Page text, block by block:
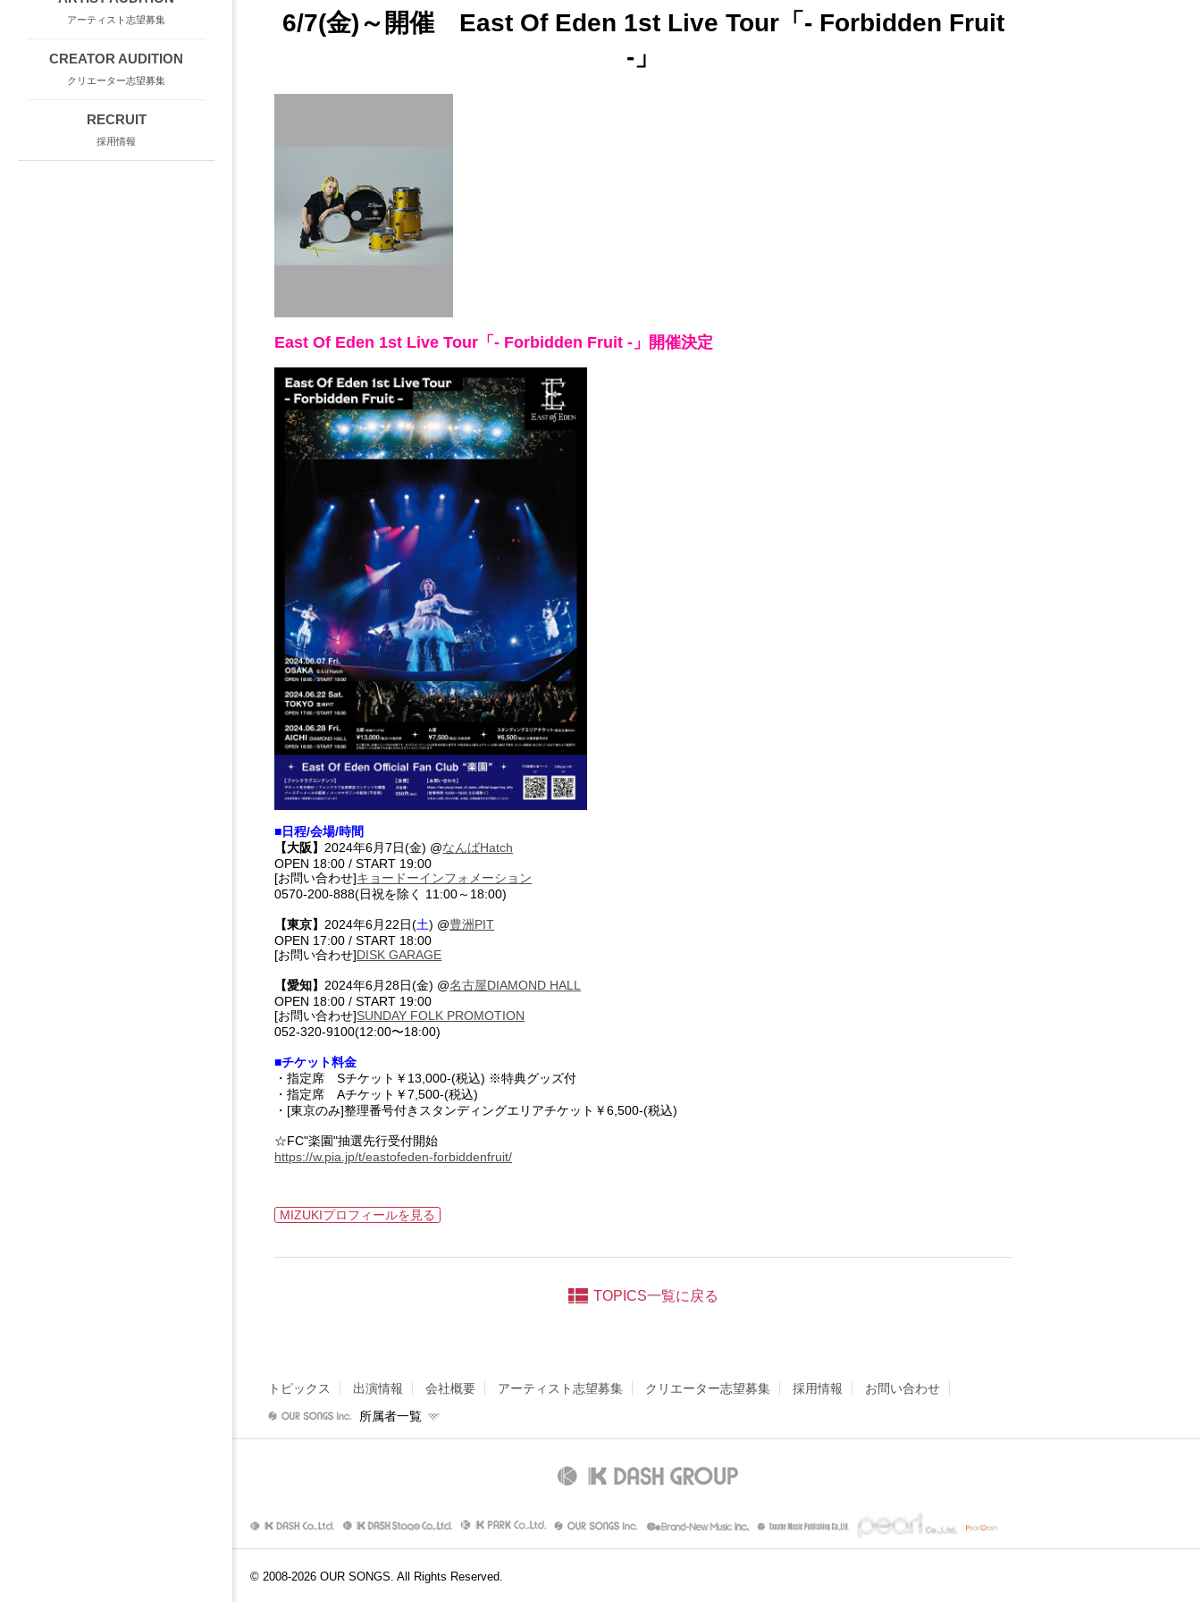
アーティスト志望募集
CREATOR AUDITION
クリエーター志望募集
RECRUIT
採用情報
6/7(金)～開催 East Of Eden 1st Live Tour「- Forbidden Fruit
-」
East Of Eden 1st Live Tour「- Forbidden Fruit -」開催決定
■日程/会場/時間
【大阪】 2024年6月7日(金) @なんばHatch
OPEN 18:00 / START 19:00
[お問い合わせ]キョードーインフォメーション
0570-200-888(日祝を除く 11:00～18:00)
【東京】 2024年6月22日(土) @豊洲PIT
OPEN 17:00 / START 18:00
[お問い合わせ]DISK GARAGE
【愛知】 2024年6月28日(金) @名古屋DIAMOND HALL
OPEN 18:00 / START 19:00
[お問い合わせ]SUNDAY FOLK PROMOTION
052-320-9100(12:00〜18:00)
■チケット料金
・指定席 Sチケット￥13,000-(税込) ※特典グッズ付
・指定席 Aチケット￥7,500-(税込)
・[東京のみ]整理番号付きスタンディングエリアチケット￥6,500-(税込)
☆FC"楽園"抽選先行受付開始
https://w.pia.jp/t/eastofeden-forbiddenfruit/
MIZUKIプロフィールを見る
TOPICS一覧に戻る
トピックス 出演情報 会社概要 アーティスト志望募集 クリエーター志望募集 採用情報
お問い合わせ
所属者一覧
© 2008-2026 OUR SONGS. All Rights Reserved.